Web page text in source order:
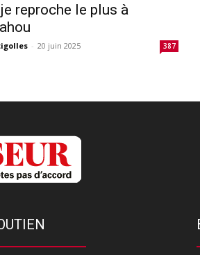
reproche le plus à
- 20 juin 2025 387